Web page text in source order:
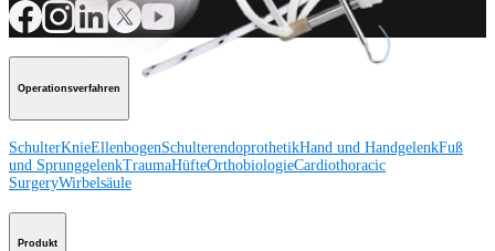
Operationsverfahren
SchulterKnieEllenbogenSchulterendoprothetikHand und HandgelenkFuß
und SprunggelenkTraumaHüfteOrthobiologieCardiothoracic
SurgeryWirbelsäule
Produkt